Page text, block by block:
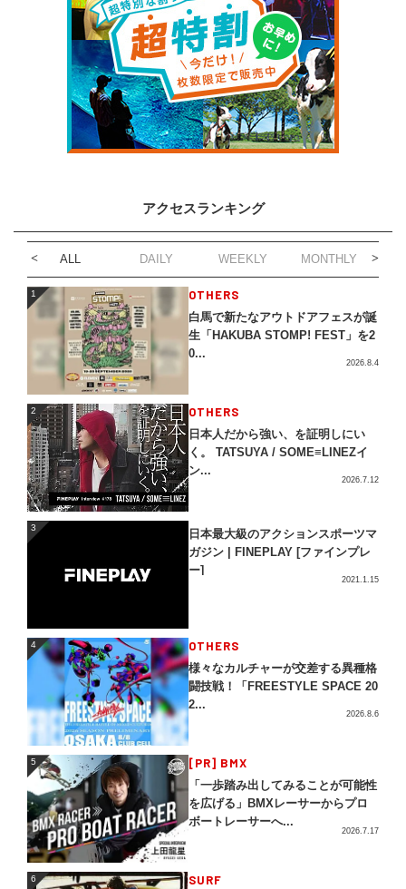
アクセスランキング
ALL DAILY WEEKLY MONTHLY
1 OTHERS
白馬で新たなアウトドアフェスが誕
生「HAKUBA STOMP! FEST」を2
0...
2026.8.4
2 OTHERS
日本人だから強い、を証明しにい
く。 TATSUYA / SOME≡LINEZイ
ン...
2026.7.12
3
日本最大級のアクションスポーツマ
ガジン | FINEPLAY [ファインプレ
ー]
2021.1.15
4 OTHERS
様々なカルチャーが交差する異種格
闘技戦！「FREESTYLE SPACE 20
2...
2026.8.6
5 [PR] BMX
「一歩踏み出してみることが可能性
を広げる」BMXレーサーからプロ
ボートレーサーへ...
2026.7.17
6 SURF